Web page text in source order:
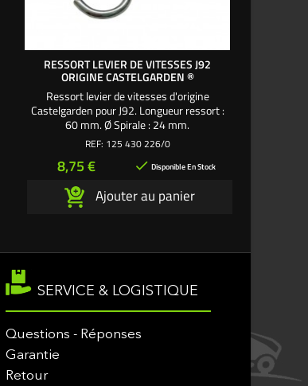
RESSORT LEVIER DE VITESSES J92
ORIGINE CASTELGARDEN ®
Ressort levier de vitesses d'origine
Castelgarden pour J92. Longueur ressort :
60 mm. Ø Spirale : 24 mm.
REF: 125 430 226/0
Prix
8,75 €  Disponible En Stock
Ajouter au panier
SERVICE & LOGISTIQUE
Questions - Réponses
Garantie
Retour